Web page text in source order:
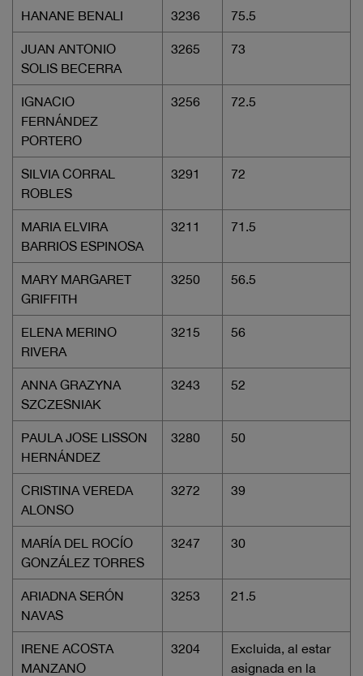
HANANE BENALI 3236 75.5
JUAN ANTONIO
SOLIS BECERRA
3265 73
IGNACIO
FERNÁNDEZ
PORTERO
3256 72.5
SILVIA CORRAL
ROBLES
3291 72
MARIA ELVIRA
BARRIOS ESPINOSA
3211 71.5
MARY MARGARET
GRIFFITH
3250 56.5
ELENA MERINO
RIVERA
3215 56
ANNA GRAZYNA
SZCZESNIAK
3243 52
PAULA JOSE LISSON
HERNÁNDEZ
3280 50
CRISTINA VEREDA
ALONSO
3272 39
MARÍA DEL ROCÍO
GONZÁLEZ TORRES
3247 30
ARIADNA SERÓN
NAVAS
3253 21.5
IRENE ACOSTA
MANZANO
3204
Excluida, al estar
asignada en la